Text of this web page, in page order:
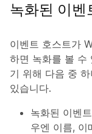
녹화된 이벤
이벤트 호스트가
하면 녹화를 볼 수
기 위해 다음 중
있습니다.
녹화된 이벤
우엔 이름, 이